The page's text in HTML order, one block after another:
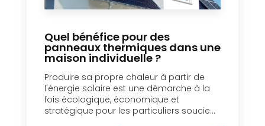
Quel bénéfice pour des
panneaux thermiques dans une
maison individuelle ?
Produire sa propre chaleur à partir de
l'énergie solaire est une démarche à la
fois écologique, économique et
stratégique pour les particuliers soucie...